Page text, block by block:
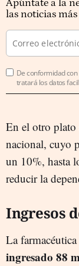
Apúntate a la
las noticias
De conformidad con
tratará los datos
En el otro plato
nacional, cuyo
un 10%, hasta
reducir la
Ingresos
La
ingresado 88